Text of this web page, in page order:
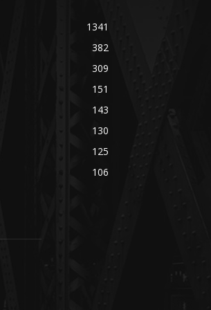
1341
382
309
151
143
130
125
106